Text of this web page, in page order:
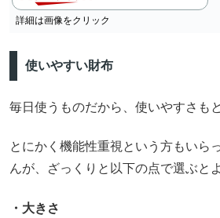
詳細は画像をクリック
使いやすい財布
毎日使うものだから、使いやすさも
とにかく機能性重視という方もいら
んが、ざっくりと以下の点で選ぶと
・大きさ